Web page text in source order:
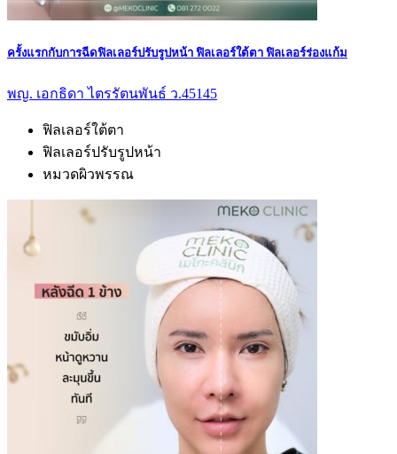
ครั้งแรกกับการฉีดฟิลเลอร์ปรับรูปหน้า ฟิลเลอร์ใต้ตา ฟิลเลอร์ร่องแก้ม
พญ. เอกธิดา ไตรรัตนพันธ์ ว.45145
ฟิลเลอร์ใต้ตา
ฟิลเลอร์ปรับรูปหน้า
หมวดผิวพรรณ